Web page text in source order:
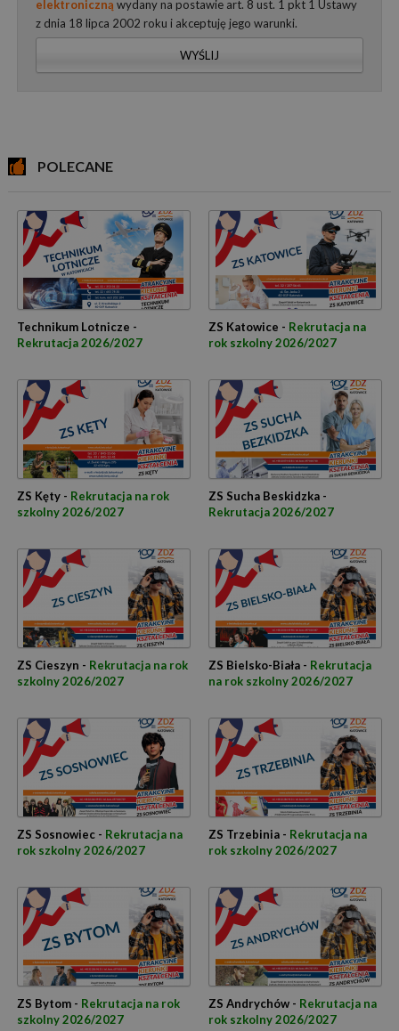
elektroniczną wydany na postawie art. 8 ust. 1 pkt 1 Ustawy
z dnia 18 lipca 2002 roku i akceptuję jego warunki.
WYŚLIJ
POLECANE
Technikum Lotnicze -
Rekrutacja 2026/2027
ZS Katowice - Rekrutacja na
rok szkolny 2026/2027
ZS Kęty - Rekrutacja na rok
szkolny 2026/2027
ZS Sucha Beskidzka -
Rekrutacja 2026/2027
ZS Cieszyn - Rekrutacja na rok
szkolny 2026/2027
ZS Bielsko-Biała - Rekrutacja
na rok szkolny 2026/2027
ZS Sosnowiec - Rekrutacja na
rok szkolny 2026/2027
ZS Trzebinia - Rekrutacja na
rok szkolny 2026/2027
ZS Bytom - Rekrutacja na rok
szkolny 2026/2027
ZS Andrychów - Rekrutacja na
rok szkolny 2026/2027